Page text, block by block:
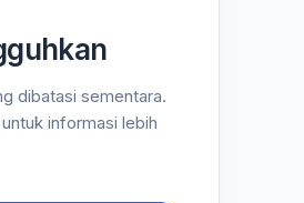
dibatasi sementara.
informasi lebih